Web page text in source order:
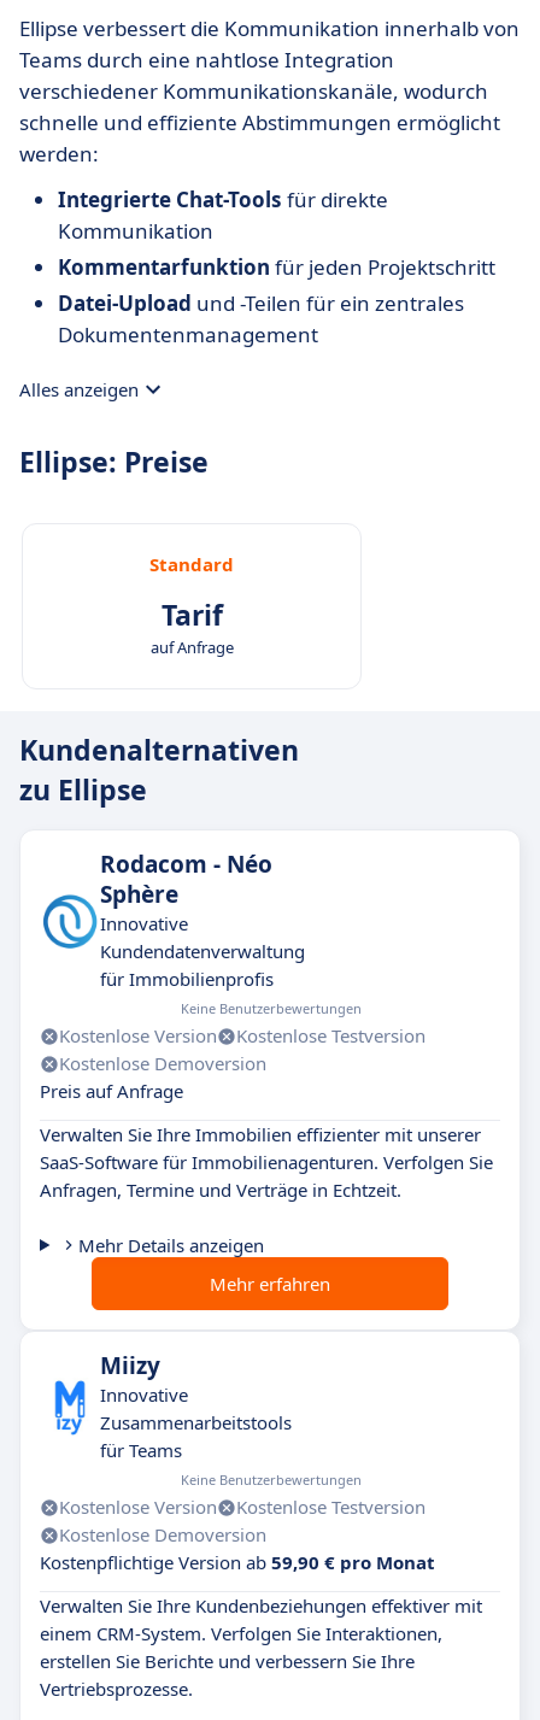
Ellipse verbessert die Kommunikation innerhalb von
Teams durch eine nahtlose Integration
verschiedener Kommunikationskanäle, wodurch
schnelle und effiziente Abstimmungen ermöglicht
werden:
Integrierte Chat-Tools für direkte
Kommunikation
Kommentarfunktion für jeden Projektschritt
Datei-Upload und -Teilen für ein zentrales
Dokumentenmanagement
Alles anzeigen
Ellipse: Preise
Standard
Tarif
auf Anfrage
Kundenalternativen
zu Ellipse
Rodacom - Néo
Sphère
Innovative
Kundendatenverwaltung
für Immobilienprofis
Keine Benutzerbewertungen
Kostenlose Version
Kostenlose Testversion
Kostenlose Demoversion
Preis auf Anfrage
Verwalten Sie Ihre Immobilien effizienter mit unserer
SaaS-Software für Immobilienagenturen. Verfolgen Sie
Anfragen, Termine und Verträge in Echtzeit.
Mehr Details anzeigen
Mehr erfahren
Miizy
Innovative
Zusammenarbeitstools
für Teams
Keine Benutzerbewertungen
Kostenlose Version
Kostenlose Testversion
Kostenlose Demoversion
Kostenpflichtige Version ab 59,90 € pro Monat
Verwalten Sie Ihre Kundenbeziehungen effektiver mit
einem CRM-System. Verfolgen Sie Interaktionen,
erstellen Sie Berichte und verbessern Sie Ihre
Vertriebsprozesse.